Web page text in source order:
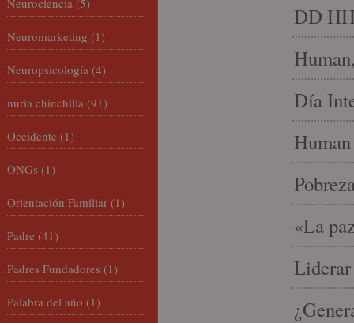
DD
Día
«La
Liderar
Neurociencia (5)
Neuromarketing (1)
Neuropsicología (4)
nuria chinchilla (91)
Occidente (1)
ONGs (1)
Orientación Familiar (1)
Padre (41)
Padres Fundadores (1)
Palabra del año (1)